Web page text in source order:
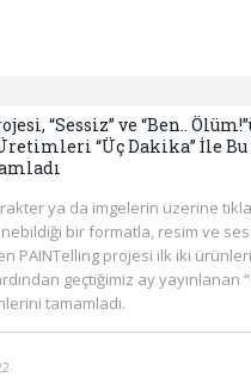
“Sessiz” ve “Ben..
“Üç Dakika” İle
ya da imgelerin üzerine
bir formatla, resim ve ses
PAINTelling projesi ilk iki ürünleri
geçtiğimiz ay yayınlanan
tamamladı.